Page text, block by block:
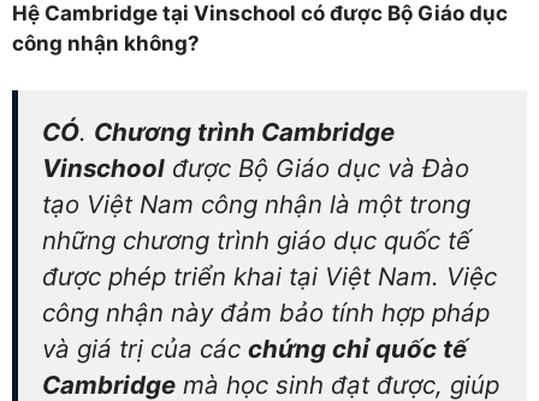
Hệ Cambridge tại Vinschool có được Bộ Giáo dục
công nhận không?
CÓ. Chương trình Cambridge
Vinschool được Bộ Giáo dục và Đào
tạo Việt Nam công nhận là một trong
những chương trình giáo dục quốc tế
được phép triển khai tại Việt Nam. Việc
công nhận này đảm bảo tính hợp pháp
và giá trị của các chứng chỉ quốc tế
Cambridge mà học sinh đạt được, giúp